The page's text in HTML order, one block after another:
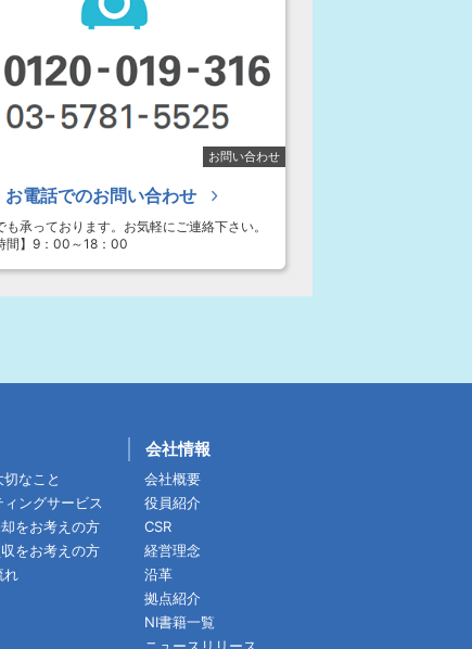
お問い合わせ
お電話でのお問い合わせ
も承っております。お気軽にご連絡下さい。
間】9：00～18：00
なこと
ングサービス
をお考えの方
をお考えの方
れ
会社情報
会社概要
役員紹介
CSR
経営理念
沿革
拠点紹介
NI書籍一覧
ニュースリリース